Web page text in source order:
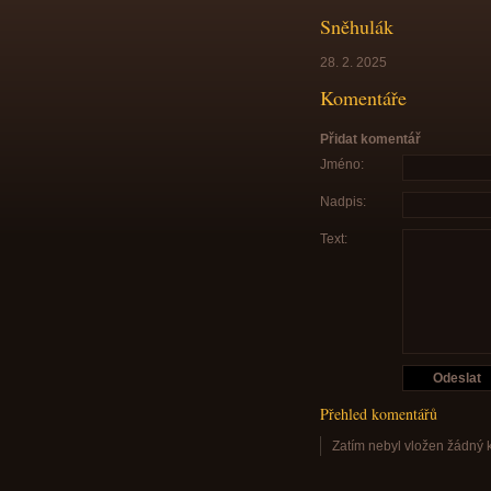
Sněhulák
28. 2. 2025
Komentáře
Přidat komentář
Jméno:
Nadpis:
Text:
Přehled komentářů
Zatím nebyl vložen žádný